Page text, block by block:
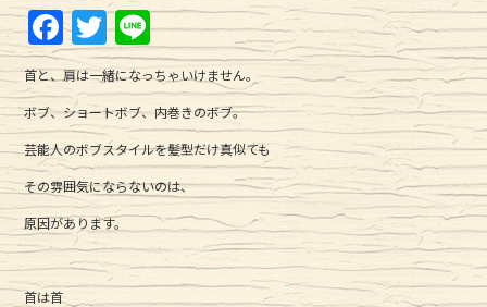
F
a
c
e
b
o
o
k
T
w
it
te
r
Li
n
e
首と、肩は一緒になっちゃいけません。
ボブ、ショートボブ、内巻きのボブ。
芸能人のボブスタイルを髪型だけ真似ても
その雰囲気にならないのは、
原因があります。
首は首